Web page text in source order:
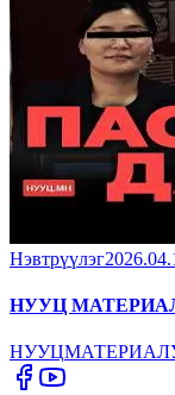
Нэвтрүүлэг
НУУЦ
НУУЦ